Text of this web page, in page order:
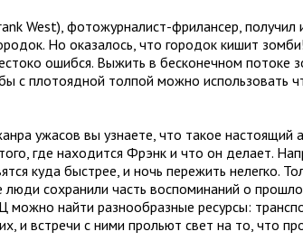
West), фотожурналист-фрилансер, получил
Но оказалось, что городок кишит
ошибся. Выжить в бесконечном потоке
с плотоядной толпой можно использовать
ужасов вы узнаете, что такое настоящий
где находится Фрэнк и что он делает.
куда быстрее, и ночь пережить нелегко.
сохранили часть воспоминаний о
можно найти разнообразные ресурсы:
и встречи с ними прольют свет на то, что